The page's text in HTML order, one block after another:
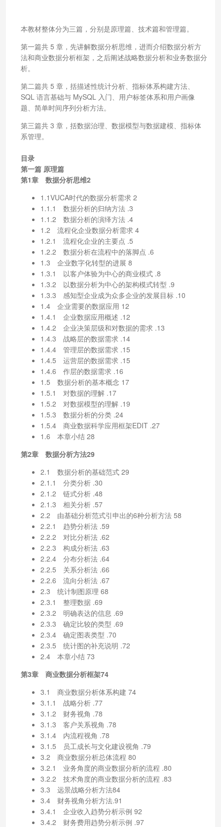
本教材整体分为三篇，分别是原理篇、技术篇和管理篇。
第一篇共 5 章，先讲解数据分析思维，进而介绍数据分析方
法和商业数据分析框架，之后阐述战略数据分析和业务数据分
析。
第二篇共 5 章，括描述性统计分析、指标体系构建方法、
SQL 语言基础与 MySQL 入门、用户标签体系和用户画像
题、简单时间序列分析方法。
第三篇共 3 章，括数据治理、数据模型与数据建模、指标体
系管理。
目录
第一篇 原理篇
第1章 数据分析思维2
1.1VUCA时代的数据分析需求 2
1.1.1 数据分析的归纳方法 .3
1.1.2 数据分析的演绎方法 .4
1.2 流程化企业数据分析需求 4
1.2.1 流程化企业的主要点 .5
1.2.2 数据分析在流程中的落脚点 .6
1.3 企业数字化转型的进展 8
1.3.1 以客户体验为中心的商业模式 .8
1.3.2 以数据分析为中心的架构模式转型 .9
1.3.3 感知型企业成为众多企业的发展目标 .10
1.4 企业需要的数据应用 12
1.4.1 企业数据应用概述 .12
1.4.2 企业决策层级和对数据的需求 .13
1.4.3 战略层的数据需求 .14
1.4.4 管理层的数据需求 .15
1.4.5 运营层的数据需求 .15
1.4.6 作层的数据需求 .16
1.5 数据分析的基本概念 17
1.5.1 对数据的理解 .17
1.5.2 对数据模型的理解 .19
1.5.3 数据分析的分类 .24
1.5.4 商业数据科学应用框架EDIT .27
1.6 本章小结 28
第2章 数据分析方法29
2.1 数据分析的基础范式 29
2.1.1 分类分析 .30
2.1.2 链式分析 .48
2.1.3 相关分析 .57
2.2 由基础分析范式引申出的6种分析方法 58
2.2.1 趋势分析法 .59
2.2.2 对比分析法 .62
2.2.3 构成分析法 .63
2.2.4 分布分析法 .64
2.2.5 关系分析法 .66
2.2.6 流向分析法 .67
2.3 统计制图原理 68
2.3.1 整理数据 .69
2.3.2 明确表达的信息 .69
2.3.3 确定比较的类型 .69
2.3.4 确定图表类型 .70
2.3.5 统计图的补充说明 .72
2.4 本章小结 73
第3章 商业数据分析框架74
3.1 商业数据分析体系构建 74
3.1.1 战略分析 .77
3.1.2 财务视角 .78
3.1.3 客户关系视角 .78
3.1.4 内流程视角 .78
3.1.5 员工成长与文化建设视角 .79
3.2 商业数据分析总体流程 80
3.2.1 业务角度的商业数据分析的流程 .80
3.2.2 技术角度的商业数据分析的流程 .83
3.3 远景战略分析方法84
3.4 财务视角分析方法.91
3.4.1 企业收入趋势分析示例 92
3.4.2 财务费用趋势分析示例 .97